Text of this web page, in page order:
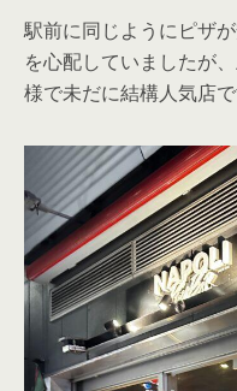
駅前に同じようにピザ
を心配していましたが
様で未だに結構人気店で